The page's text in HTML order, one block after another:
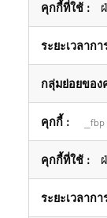
_fbp